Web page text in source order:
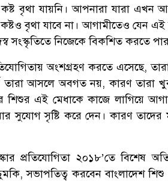
বৃথা যায়নি। আপনারা যারা এখন
বৃথা যাবে না। আগামীতেও যেন এই
সংস্কৃতিতে নিজেকে বিকশিত করতে
অংশগ্রহণ করতে এসেছে,
তারা আসলে অবগত নয়, কারণ তারা
এই মেধাকে কাজে লাগিয়ে
সুযোগ সৃষ্টি করে দেন। কারণ
প্রতিযোগিতা ২০১৮’তে বিশেষ
সভাপতিত্ব করবেন বাংলাদেশ